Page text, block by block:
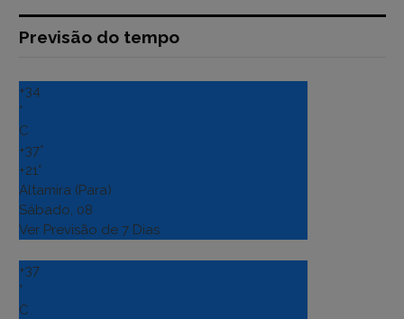
Previsão do tempo
+34
°
C
+37°
+21°
Altamira (Para)
Sábado, 08
Ver Previsão de 7 Dias
+37
°
C